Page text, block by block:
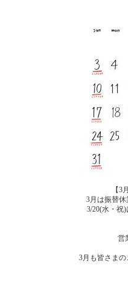
【3
3月は振替
3/20(水・祝
営
3月も皆さま